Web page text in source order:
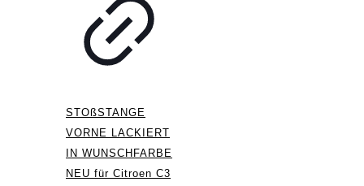
STOßSTANGE
VORNE LACKIERT
IN WUNSCHFARBE
NEU für Citroen C3